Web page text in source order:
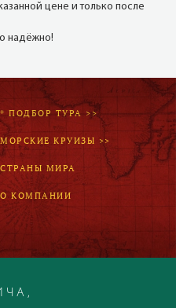
цене и только после
надёжно!
* ПОДБОР ТУРА >>
МОРСКИЕ КРУИЗЫ >>
СТРАНЫ МИРА
О КОМПАНИИ